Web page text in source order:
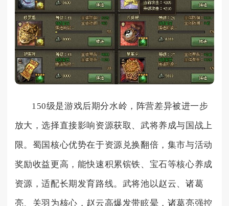
150级是游戏后期分水岭，阵营差异被进一步
放大，选择直接影响资源获取、武将养成与国战上
限。蜀国核心优势在于资源兑换翻倍，集市与活动
奖励收益更高，能快速积累镔铁、宝石等核心养成
资源，适配长期发育路线。武将池以赵云、诸葛
亮、关羽为核心，赵云高爆发带眩晕，诸葛亮强控